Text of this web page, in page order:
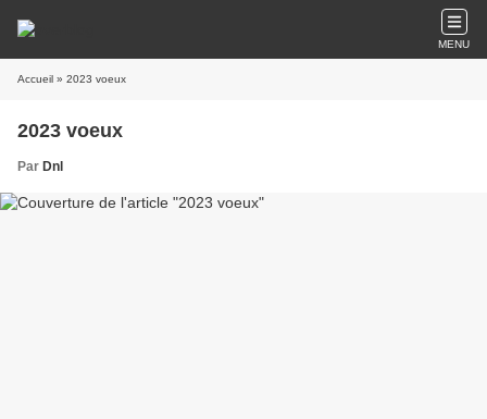
MENU
Accueil » 2023 voeux
2023 voeux
Par Dnl